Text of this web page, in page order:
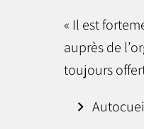
« Il est
auprès de
toujours